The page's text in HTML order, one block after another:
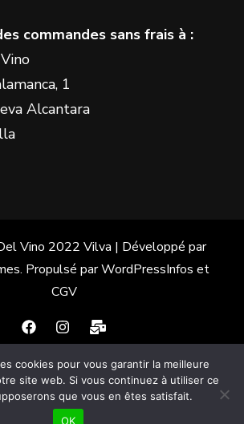
commandes sans frais à :
1
Alcantara
Vino 2022 Vilva | Développé par
. Propulsé parWordPressInfos et
CGV
Español(Espagnol)
English(Anglais )
cookies pour vous garantir la meilleure
site web. Si vous continuez à utiliser ce
que vous en êtes satisfait.
OK